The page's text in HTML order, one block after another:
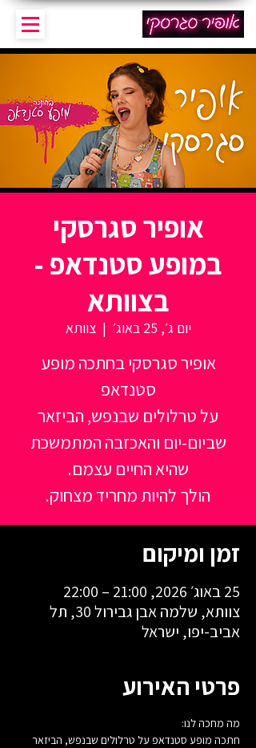
אופיר סגרסקי
במופע סטנדאפ -
בצוותא
יום ג׳, 25 באוג׳
  |
צוותא
אופיר סגרסקי בחתכה מופע
על טרלולים שבנפש, הביזאר
שביום-יום והאכזבה המתמשכת
הולך להיות מחריד מצחוק.
זמן ומיקום
25 באוג׳ 2026, 21:00 – 22:00
צוותא, שלמה אבן גבירול 30, תל
אביב-יפו, ישראל
פרטי האירוע
מה מחכה לנו:
חתכה מופע סטנדאפ על טרלולים שבנפש, הביזאר